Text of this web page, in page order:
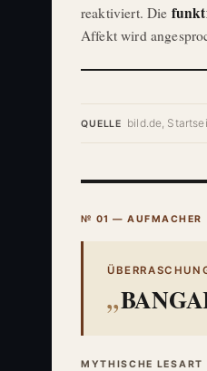
reaktiviert. Die
Affekt wird
QUELLE bild.de,
№ 01 — AUFMACHER
MYTHISCHE LESART